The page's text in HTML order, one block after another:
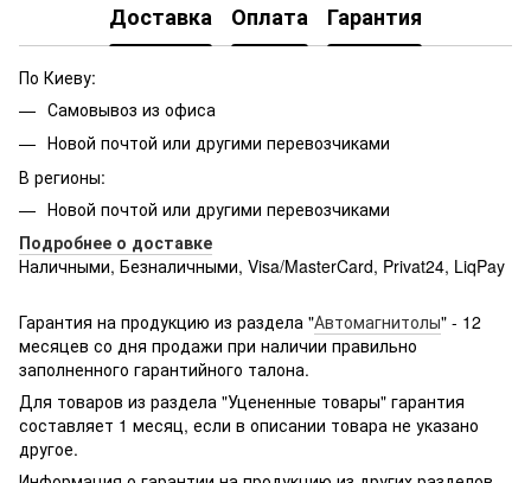
Доставка Оплата Гарантия
По Киеву:
Самовывоз из офиса
Новой почтой или другими перевозчиками
В регионы:
Новой почтой или другими перевозчиками
Подробнее о доставке
Наличными, Безналичными, Visa/MasterCard, Privat24, LiqPay
g361hhadsek/p3316040/#
Гарантия на продукцию из раздела "Автомагнитолы" - 12
месяцев со дня продажи при наличии правильно
заполненного гарантийного талона.
Для товаров из раздела "Уцененные товары" гарантия
составляет 1 месяц, если в описании товара не указано
другое.